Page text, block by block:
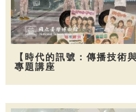
【時代的訊號：傳播技術
專題講座